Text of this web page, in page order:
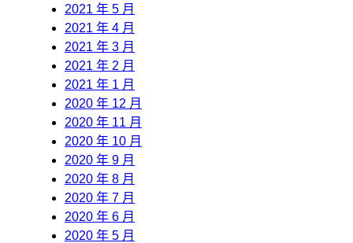
2021 年 5 月
2021 年 4 月
2021 年 3 月
2021 年 2 月
2021 年 1 月
2020 年 12 月
2020 年 11 月
2020 年 10 月
2020 年 9 月
2020 年 8 月
2020 年 7 月
2020 年 6 月
2020 年 5 月